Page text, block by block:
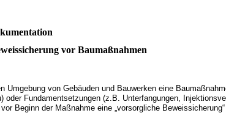
vor Baumaßnahmen
Umgebung von Gebäuden und Bauwerken eine
oder Fundamentsetzungen (z.B. Unterfangungen,
Beginn der Maßnahme eine „vorsorgliche